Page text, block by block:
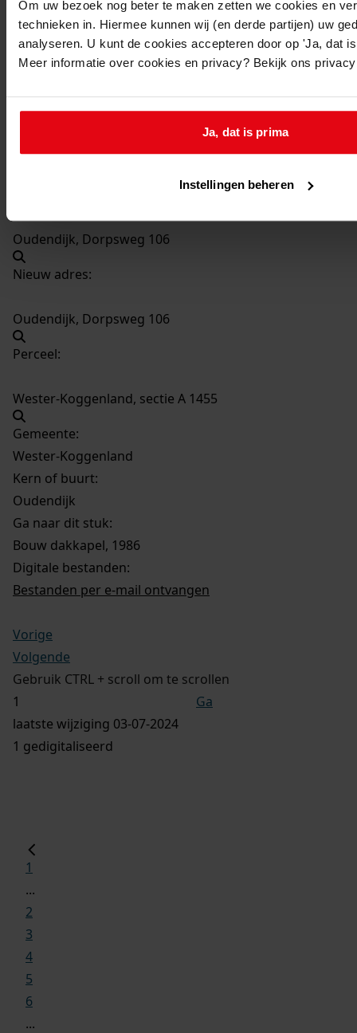
Om uw bezoek nog beter te maken zetten we cookies en
technieken in. Hiermee kunnen wij (en derde partijen) uw
analyseren. U kunt de cookies accepteren door op 'Ja, dat
Meer informatie over cookies en privacy? Bekijk ons
Ja, dat is prima
Instellingen beheren
997Bouw dakkapel, 1986
Datering:
Datum vergunning:
Oudendijk, Dorpsweg 106
Nieuw adres:
Oudendijk, Dorpsweg 106
Perceel:
Wester-Koggenland, sectie A 1455
Gemeente:
Wester-Koggenland
Kern of buurt:
Oudendijk
Ga naar dit stuk:
Bouw dakkapel, 1986
Digitale bestanden:
Bestanden per e-mail ontvangen
Vorige
Volgende
Gebruik CTRL + scroll om te scrollen
Ga
laatste wijziging 03-07-2024
1 gedigitaliseerd
1
...
2
3
4
5
6
...